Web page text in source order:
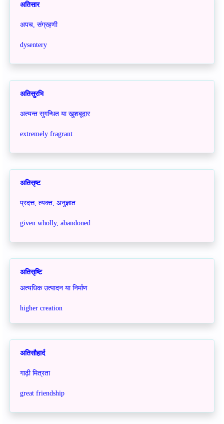
अतिसार
अपच, संग्रहणी
dysentery
अतिसुरभि
अत्यन्त सुगन्धित या खुशबूदार
extremely fragrant
अतिसृष्ट
प्रदत्त, त्यक्त, अनुज्ञात
given wholly, abandoned
अतिसृष्टि
अत्यधिक उत्पादन या निर्माण
higher creation
अतिसौहार्द
गाढ़ी मित्रता
great friendship